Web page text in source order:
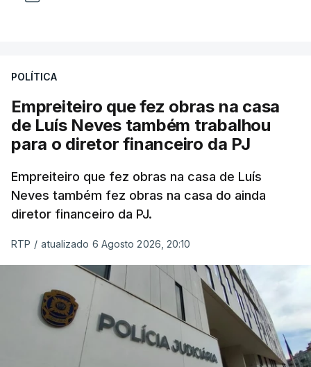
POLÍTICA
Empreiteiro que fez obras na casa
de Luís Neves também trabalhou
para o diretor financeiro da PJ
Empreiteiro que fez obras na casa de Luís
Neves também fez obras na casa do ainda
diretor financeiro da PJ.
RTP / atualizado 6 Agosto 2026, 20:10